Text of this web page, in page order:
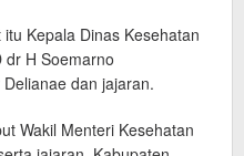
Kepala Dinas Kesehatan
dr H Soemarno
dan jajaran.
Wakil Menteri Kesehatan